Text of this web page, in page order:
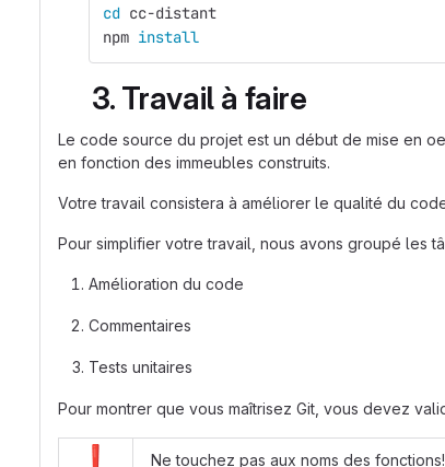
cd cc-distant
npm install
3. Travail à faire
Le code source du projet est un début de mise en
en fonction des immeubles construits.
Votre travail consistera à améliorer le qualité du
Pour simplifier votre travail, nous avons groupé les
Amélioration du code
Commentaires
Tests unitaires
Pour montrer que vous maîtrisez Git, vous devez
Ne touchez pas aux noms des